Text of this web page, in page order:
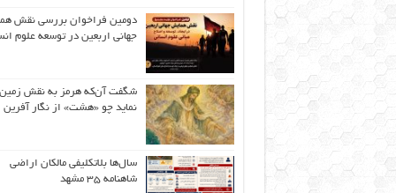
دومین فراخوان بررسی نقش
جهانی اربعین در توسعه علوم
شگفت آن‌که هرمز به نقش زمین
نماید چو «هشت» از نگار آفرین
سال‌ها بلاتکلیفی مالکان اراضی
شاهنامه ۳۵ مشهد